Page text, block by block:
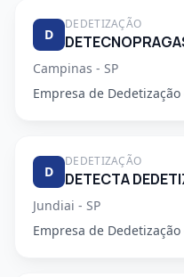
D
DEDETIZAÇÃO
Campinas - SP
Empresa de Dedetização
D
DEDETIZAÇÃO
DETECTA
Jundiai - SP
Empresa de Dedetização